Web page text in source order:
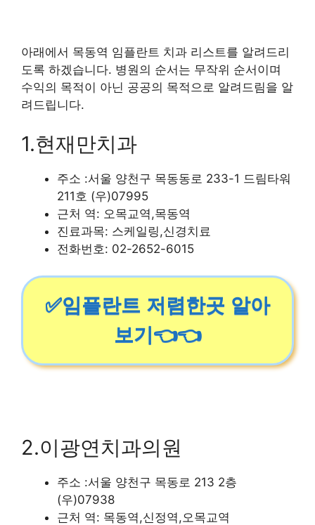
아래에서 목동역 임플란트 치과 리스트를 알려드리
도록 하겠습니다. 병원의 순서는 무작위 순서이며
수익의 목적이 아닌 공공의 목적으로 알려드림을 알
려드립니다.
1.현재만치과
주소 :서울 양천구 목동동로 233-1 드림타워
211호 (우)07995
근처 역: 오목교역,목동역
진료과목: 스케일링,신경치료
전화번호: 02-2652-6015
✅임플란트 저렴한곳 알아
보기👈👈
2.이광연치과의원
주소 :서울 양천구 목동로 213 2층
(우)07938
근처 역: 목동역,신정역,오목교역